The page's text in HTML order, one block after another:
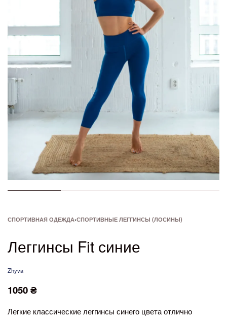
СПОРТИВНАЯ ОДЕЖДА›СПОРТИВНЫЕ ЛЕГГИНСЫ (ЛОСИНЫ)
Леггинсы Fit синие
Zhyva
1050₴
Легкие классические леггинсы синего цвета отлично